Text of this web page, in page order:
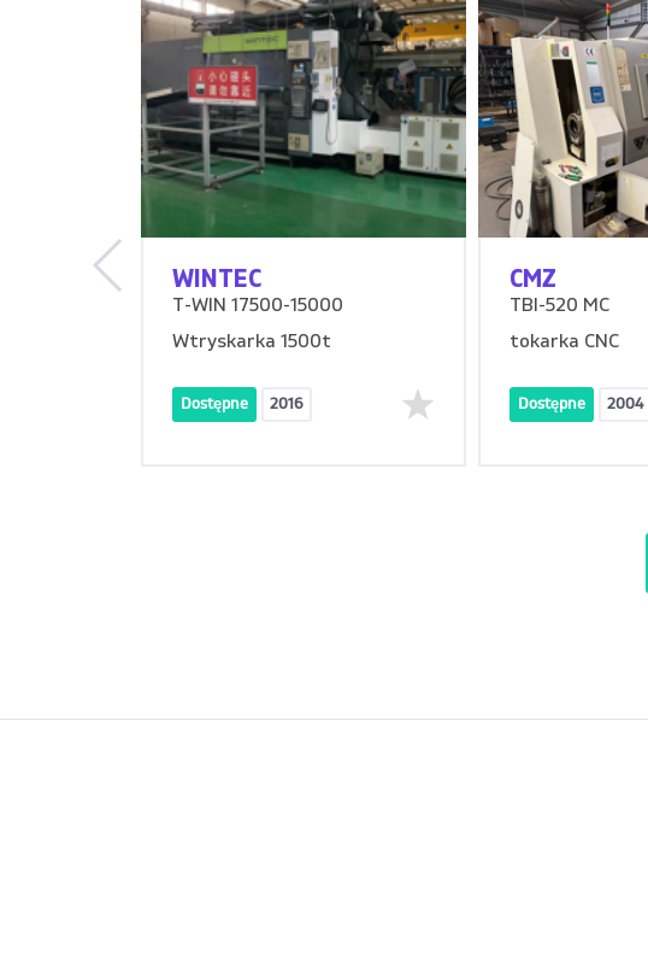
WINTEC
T-WIN 17500-15000
Wtryskarka 1500t
Dostępne 2016
CMZ
TBI-520 MC
tokarka CNC
Dostępne 2004